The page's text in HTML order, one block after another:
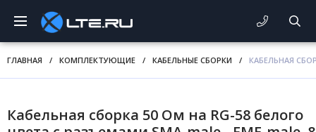
ГЛАВНАЯ / КОМПЛЕКТУЮЩИЕ / КАБЕЛЬНЫЕ СБОРКИ / КАБЕЛЬНАЯ
Кабельная сборка 50 Ом на RG-58 белого